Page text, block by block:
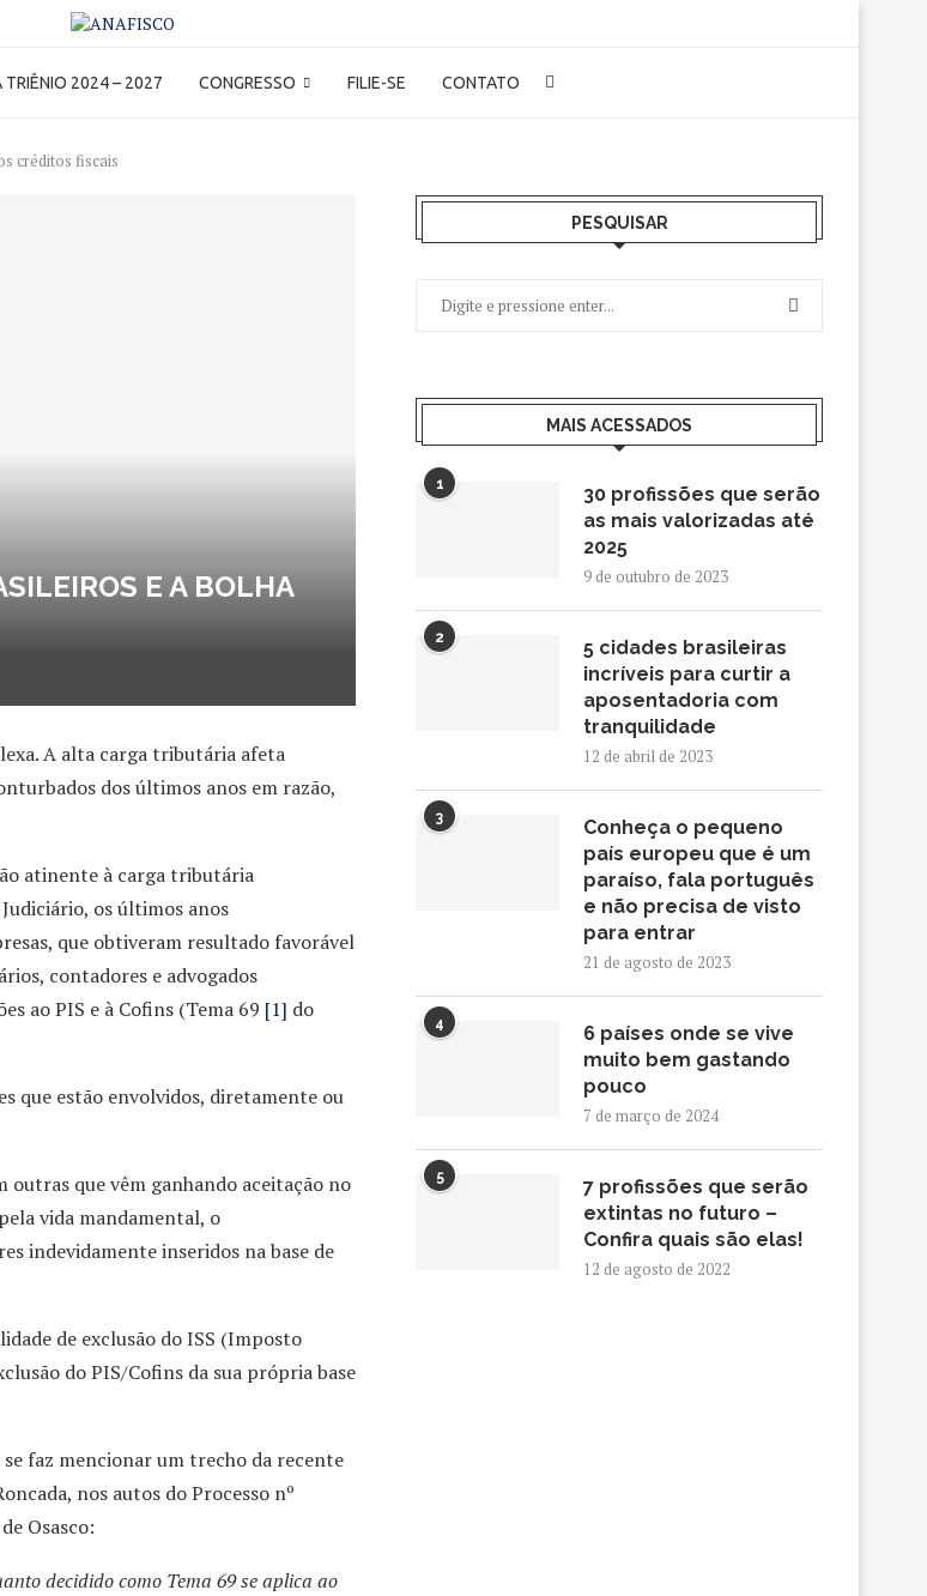
TRIÊNIO 2024 – 2027 CONGRESSO FILIE-SE CONTATO
créditos fiscais
E A BOLHA
A alta carga tributária afeta
dos últimos anos em razão,
atinente à carga tributária
os últimos anos
que obtiveram resultado favorável
contadores e advogados
ao PIS e à Cofins (Tema 69 [1] do
que estão envolvidos, diretamente ou
que vêm ganhando aceitação no
vida mandamental, o
indevidamente inseridos na base de
de exclusão do ISS (Imposto
do PIS/Cofins da sua própria base
faz mencionar um trecho da recente
nos autos do Processo nº
Osasco:
decidido como Tema 69 se aplica ao
PESQUISAR
MAIS ACESSADOS
1
30 profissões que serão
as mais valorizadas até
2025
9 de outubro de 2023
2
5 cidades brasileiras
incríveis para curtir a
aposentadoria com
tranquilidade
12 de abril de 2023
3
Conheça o pequeno
país europeu que é um
paraíso, fala português
e não precisa de visto
para entrar
21 de agosto de 2023
4
6 países onde se vive
muito bem gastando
pouco
7 de março de 2024
5
7 profissões que serão
extintas no futuro –
Confira quais são elas!
12 de agosto de 2022